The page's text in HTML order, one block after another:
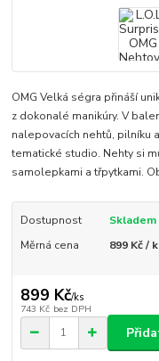
OMG Velká ségra přináší
z dokonalé manikúry. V
nalepovacích nehtů, pilníku
tematické studio. Nehty si
samolepkami a třpytkami.
Dostupnost
Skladem
Měrná cena
899 Kč /
899 Kč/ks
743 Kč bez DPH